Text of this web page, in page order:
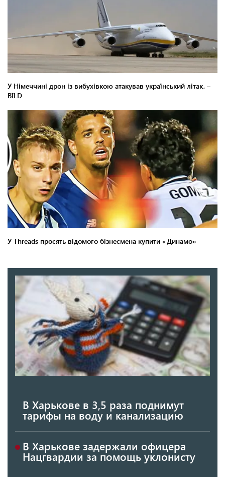
В Харькове в 3,5 раза поднимут
тарифы на воду и канализацию
В Харькове задержали офицера
Нацгвардии за помощь уклонисту